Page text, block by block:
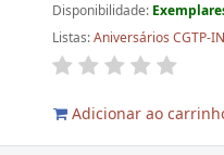
Disponibilidade:
Listas:Aniversários CGTP-
Adicionar ao